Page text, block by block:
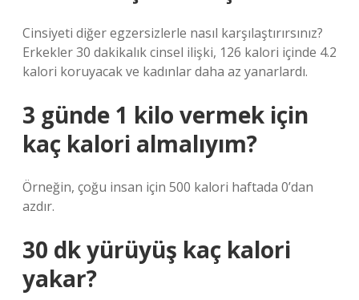
Cinsiyeti diğer egzersizlerle nasıl karşılaştırırsınız?
Erkekler 30 dakikalık cinsel ilişki, 126 kalori içinde 4.2
kalori koruyacak ve kadınlar daha az yanarlardı.
3 günde 1 kilo vermek için
kaç kalori almalıyım?
Örneğin, çoğu insan için 500 kalori haftada 0’dan
azdır.
30 dk yürüyüş kaç kalori
yakar?